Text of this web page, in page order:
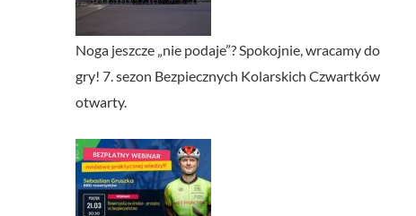
Noga jeszcze „nie podaje”? Spokojnie, wracamy do
gry! 7. sezon Bezpiecznych Kolarskich Czwartków
otwarty.